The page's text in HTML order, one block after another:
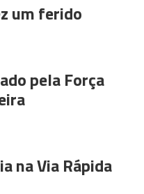
um ferido
pela Força
na Via Rápida